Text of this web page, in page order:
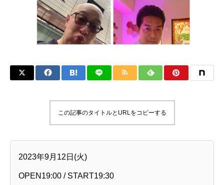
この記事のタイトルとURLをコピーする
2023年9月12日(火)
OPEN19:00 / START19:30